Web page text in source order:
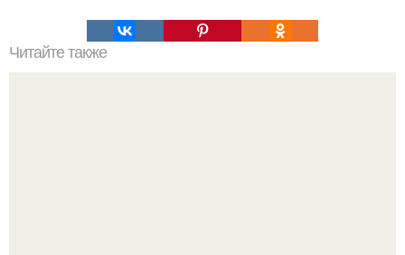
Читайте также